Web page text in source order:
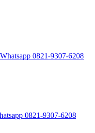
0821-9307-6208